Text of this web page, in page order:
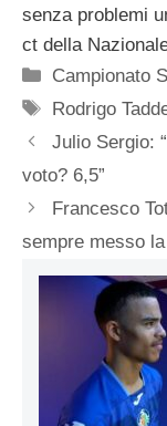
senza problemi
ct della
Categorie
Campionato
Tag
Rodrigo
Julio Sergio:
voto? 6,5”
Francesco
sempre messo